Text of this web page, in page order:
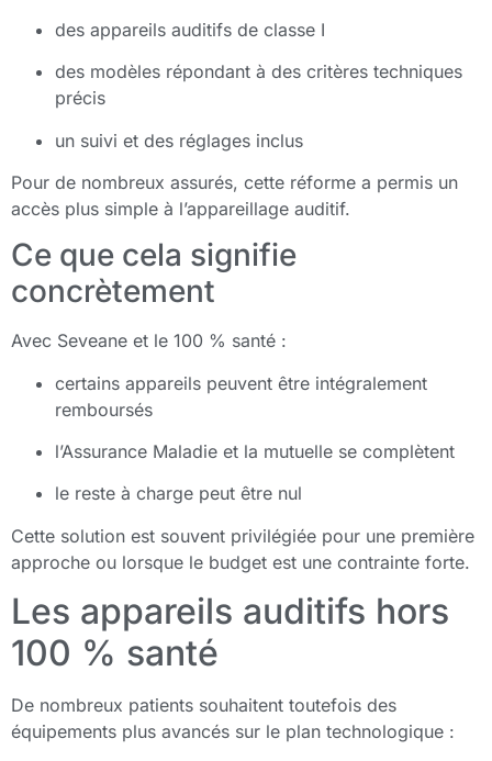
des appareils auditifs de classe I
des modèles répondant à des critères techniques
précis
un suivi et des réglages inclus
Pour de nombreux assurés, cette réforme a permis un
accès plus simple à l’appareillage auditif.
Ce que cela signifie
concrètement
Avec Seveane et le 100 % santé :
certains appareils peuvent être intégralement
remboursés
l’Assurance Maladie et la mutuelle se complètent
le reste à charge peut être nul
Cette solution est souvent privilégiée pour une première
approche ou lorsque le budget est une contrainte forte.
Les appareils auditifs hors
100 % santé
De nombreux patients souhaitent toutefois des
équipements plus avancés sur le plan technologique :